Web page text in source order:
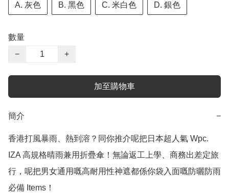
A. 灰色 B. 黑色 C. 米白色 D. 銀色
數量
−
+
加至購物車
簡介 −
香港打風暴雨、熱到溶？同你推介呢把日本超人氣 Wpc.
IZA 高規格晴雨兼用折疊傘！無論返工上學、商務出差定旅
行，呢把男女通用嘅高耐用性神遮都係你袋入面嘅防曬防雨
必備 Items！